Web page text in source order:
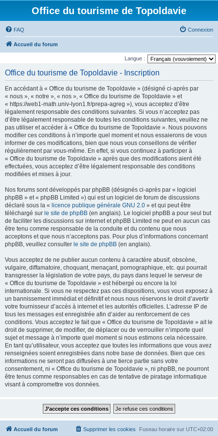
Office du tourisme de Topoldavie
FAQ Connexion
Accueil du forum
Langue :
Office du tourisme de Topoldavie - Inscription
En accédant à « Office du tourisme de Topoldavie » (désigné ci-après par
« nous », « notre », « nos », « Office du tourisme de Topoldavie » et
« https://web1-math.univ-lyon1.fr/prepa-agreg »), vous acceptez d’être
légalement responsable des conditions suivantes. Si vous n’acceptez pas
d’être légalement responsable de toutes les conditions suivantes, veuillez ne
pas utiliser et accéder à « Office du tourisme de Topoldavie ». Nous pouvons
modifier ces conditions à n’importe quel moment et nous essaierons de vous
informer de ces modifications, bien que nous vous conseillons de vérifier
régulièrement par vous-même. En effet, si vous continuez à participer à
« Office du tourisme de Topoldavie » après que des modifications aient été
effectuées, vous acceptez d’être légalement responsable des conditions
modifiées et mises à jour.
Nos forums sont développés par phpBB (désignés ci-après par « logiciel
phpBB » et « phpBB Limited ») qui est un logiciel de forum de discussions
déclaré sous la « licence publique générale GNU 2.0 » et qui peut être
téléchargé sur le site de phpBB (en anglais). Le logiciel phpBB a pour seul but
de faciliter les discussions sur internet et phpBB Limited ne peut en aucun cas
être tenu comme responsable de la conduite et du contenu que nous
acceptons et que nous n’acceptons pas. Pour plus d’informations concernant
phpBB, veuillez consulter le site de phpBB (en anglais).
Vous acceptez de ne publier aucun contenu à caractère abusif, obscène,
vulgaire, diffamatoire, choquant, menaçant, pornographique, etc. qui pourrait
transgresser la législation de votre pays, du pays dans lequel le serveur de
« Office du tourisme de Topoldavie » est hébergé ou encore la loi
internationale. Si vous ne respectez pas ces dispositions, vous vous exposez à
un bannissement immédiat et définitif et nous nous réservons le droit d’avertir
votre fournisseur d’accès à internet et les autorités officielles. L’adresse IP de
tous les messages est enregistrée afin d’aider au renforcement de ces
conditions. Vous acceptez le fait que « Office du tourisme de Topoldavie » ait le
droit de supprimer, de modifier, de déplacer ou de verrouiller n’importe quel
sujet et message à n’importe quel moment si nous estimons cela nécessaire.
En tant qu’utilisateur, vous acceptez que toutes les informations que vous avez
renseignées soient enregistrées dans notre base de données. Bien que ces
informations ne seront pas diffusées à une tierce partie sans votre
consentement, ni « Office du tourisme de Topoldavie », ni phpBB, ne pourront
être tenus comme responsables en cas de tentative de piratage informatique
visant à compromettre vos données.
Accueil du forum Fuseau horaire sur UTC+02:00
Supprimer les cookies